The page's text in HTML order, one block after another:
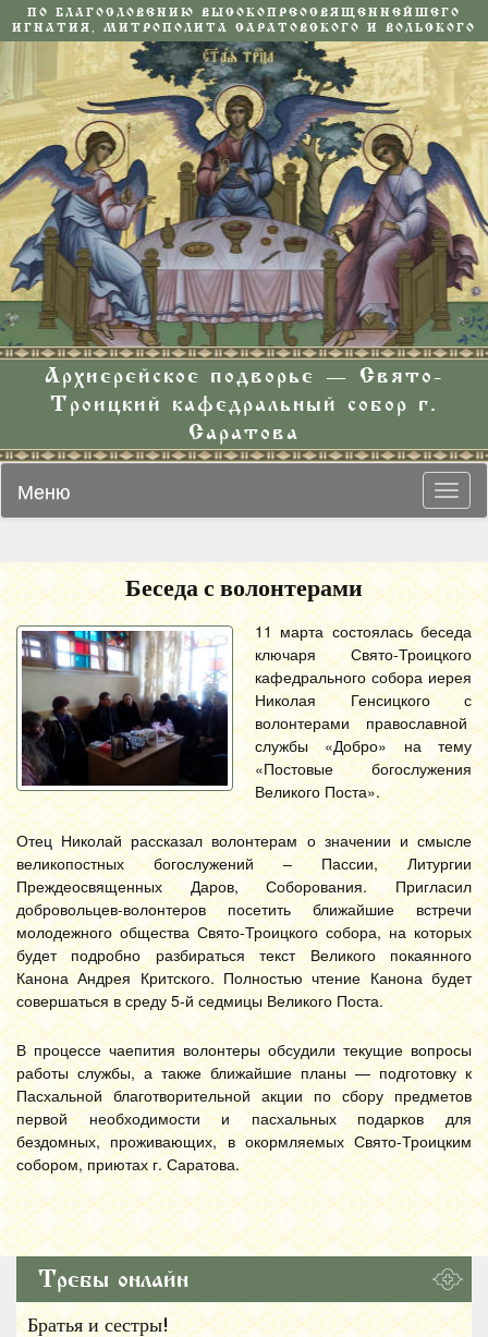
ПО БЛАГОСЛОВЕНИЮ ВЫСОКОПРЕОСВЯЩЕННЕЙШЕГО
ИГНАТИЯ, МИТРОПОЛИТА САРАТОВСКОГО И ВОЛЬСКОГО
Архиерейское подворье — Свято-
Троицкий кафедральный собор г.
Саратова
Меню
Беседа с волонтерами
11 марта состоялась беседа
ключаря Свято-Троицкого
кафедрального собора иерея
Николая Генсицкого с
волонтерами православной
службы «Добро» на тему
«Постовые богослужения
Великого Поста».
Отец Николай рассказал волонтерам о значении и смысле
великопостных богослужений – Пассии, Литургии
Преждеосвященных Даров, Соборования. Пригласил
добровольцев-волонтеров посетить ближайшие встречи
молодежного общества Свято-Троицкого собора, на которых
будет подробно разбираться текст Великого покаянного
Канона Андрея Критского. Полностью чтение Канона будет
совершаться в среду 5-й седмицы Великого Поста.
В процессе чаепития волонтеры обсудили текущие вопросы
работы службы, а также ближайшие планы — подготовку к
Пасхальной благотворительной акции по сбору предметов
первой необходимости и пасхальных подарков для
бездомных, проживающих, в окормляемых Свято-Троицким
собором, приютах г. Саратова.
Требы онлайн
Братья и сестры!